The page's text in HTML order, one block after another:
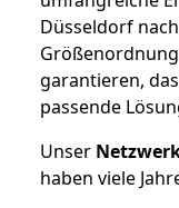
Düsseldorf
garantieren,
passende
Unser
haben viele